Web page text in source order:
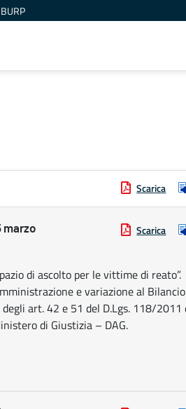
Scarica
marzo
Scarica
di ascolto per le vittime di reato”.
e variazione al
art. 42 e 51 del D.Lgs. 118/2011
di Giustizia – DAG.